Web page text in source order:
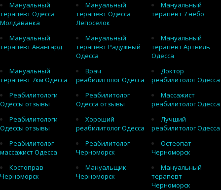
Мануальный
терапевт Одесса
Молдаванка
Мануальный
терапевт Одесса
Лепоселок
Мануальный
терапевт 7 небо
Мануальный
терапевт Авангард
Мануальный
терапевт Радужный
Одесса
Мануальный
терапевт Артвиль
Одесса
Мануальный
терапевт 7км Одесса
Врач
реабилитолог Одесса
Доктор
реабилитолог Одесса
Реабилитологи
Одессы отзывы
Реабилитолог
Одесса отзывы
Массажист
реабилитолог Одесса
Реабилитологи
Одессы отзывы
Хороший
реабилитолог Одесса
Лучший
реабилитолог Одесса
Реабилитолог
массажист Одесса
Реабилитолог
Черноморск
Остеопат
Черноморск
Костоправ
Черноморск
Мануальщик
Черноморск
Мануальный
терапевт
Черноморск